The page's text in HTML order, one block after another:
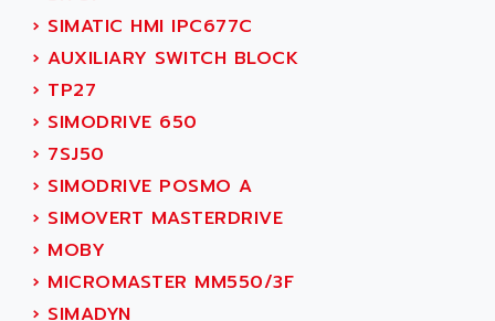
PANEL PLUS 600
PSS
DIGIFAS
TC1028
MICROCOR
DIXIT
PYRAMID
ADMIRAL
S3C
4900
ALPES DEIS
ALPES TECNOLOGIE
ALPHA
ALPHA GETRIEBEBAU
ALPHA LAVAL
ALPHA SOLWAY
ALPHA VUOTO
ALPHA WIRE
ALPHAGEAR
› SIMATIC HMI IPC677C
› AUXILIARY SWITCH BLOCK
› TP27
› SIMODRIVE 650
› 7SJ50
› SIMODRIVE POSMO A
› SIMOVERT MASTERDRIVE
› MOBY
› MICROMASTER MM550/3F
› SIMADYN